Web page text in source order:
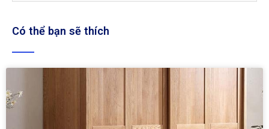
Có thể bạn sẽ thích